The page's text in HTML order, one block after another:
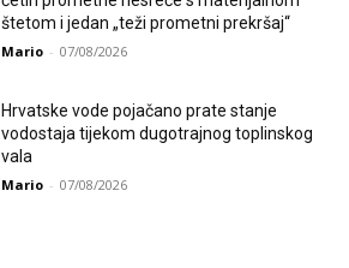
štetom i jedan „teži prometni prekršaj“
Mario - 07/08/2026
Hrvatske vode pojačano prate stanje
vodostaja tijekom dugotrajnog toplinskog
vala
Mario - 07/08/2026